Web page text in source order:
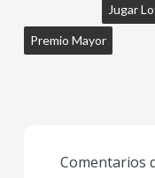
Jugar
Premio Mayor
Comentarios